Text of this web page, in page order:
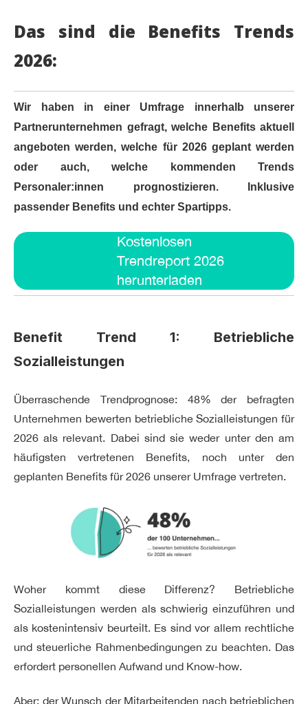
Das sind die Benefits Trends
2026:
Wir haben in einer Umfrage innerhalb unserer
Partnerunternehmen gefragt, welche Benefits aktuell
angeboten werden, welche für 2026 geplant werden
oder auch, welche kommenden Trends
Personaler:innen prognostizieren. Inklusive
passender Benefits und echter Spartipps.
Kostenlosen
Trendreport 2026
herunterladen
Benefit Trend 1: Betriebliche
Sozialleistungen
Überraschende Trendprognose: 48% der befragten
Unternehmen bewerten betriebliche Sozialleistungen für
2026 als relevant. Dabei sind sie weder unter den am
häufigsten vertretenen Benefits, noch unter den
geplanten Benefits für 2026 unserer Umfrage vertreten.
Woher kommt diese Differenz? Betriebliche
Sozialleistungen werden als schwierig einzuführen und
als kostenintensiv beurteilt. Es sind vor allem rechtliche
und steuerliche Rahmenbedingungen zu beachten. Das
erfordert personellen Aufwand und Know-how.
Aber: der Wunsch der Mitarbeitenden nach betrieblichen